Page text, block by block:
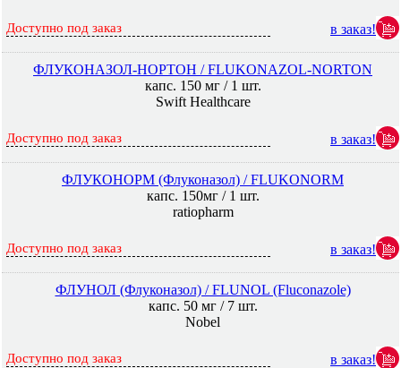
Доступно под заказ в заказ!
ФЛУКОНАЗОЛ-НОРТОН / FLUKONAZOL-NORTON
капс. 150 мг / 1 шт.
Swift Healthcare
Доступно под заказ в заказ!
ФЛУКОНОРМ (Флуконазол) / FLUKONORM
капс. 150мг / 1 шт.
ratiopharm
Доступно под заказ в заказ!
ФЛУНОЛ (Флуконазол) / FLUNOL (Fluconazole)
капс. 50 мг / 7 шт.
Nobel
Доступно под заказ в заказ!